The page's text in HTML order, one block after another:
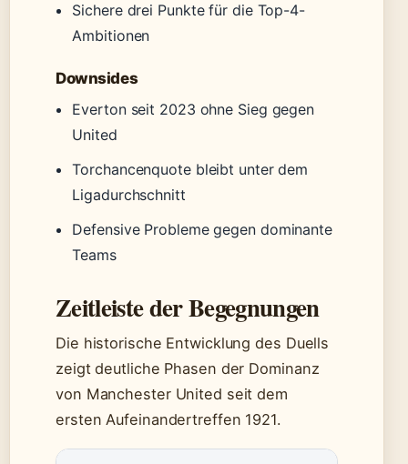
Sichere drei Punkte für die Top-4-
Ambitionen
Downsides
Everton seit 2023 ohne Sieg gegen
United
Torchancenquote bleibt unter dem
Ligadurchschnitt
Defensive Probleme gegen dominante
Teams
Zeitleiste der Begegnungen
Die historische Entwicklung des Duells
zeigt deutliche Phasen der Dominanz
von Manchester United seit dem
ersten Aufeinandertreffen 1921.